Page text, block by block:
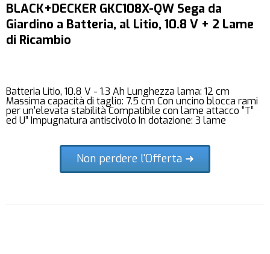
BLACK+DECKER GKC108X-QW Sega da
Giardino a Batteria, al Litio, 10.8 V + 2 Lame
di Ricambio
Batteria Litio, 10.8 V - 1.3 Ah Lunghezza lama: 12 cm
Massima capacità di taglio: 7.5 cm Con uncino blocca rami
per un'elevata stabilità Compatibile con lame attacco “T”
ed U” Impugnatura antiscivolo In dotazione: 3 lame
Non perdere l'Offerta ➜